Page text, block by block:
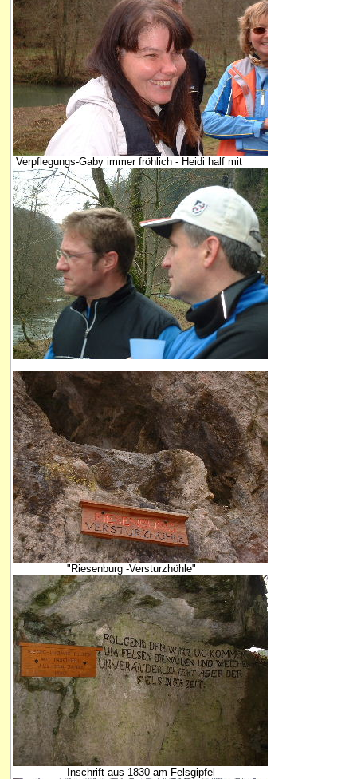
Verpflegungs-Gaby immer fröhlich - Heidi half mit
"Riesenburg -Versturzhöhle"
Inschrift aus 1830 am Felsgipfel